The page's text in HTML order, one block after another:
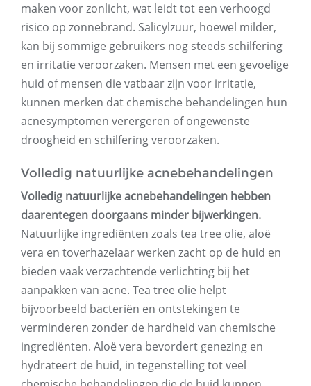
maken voor zonlicht, wat leidt tot een verhoogd
risico op zonnebrand. Salicylzuur, hoewel milder,
kan bij sommige gebruikers nog steeds schilfering
en irritatie veroorzaken. Mensen met een gevoelige
huid of mensen die vatbaar zijn voor irritatie,
kunnen merken dat chemische behandelingen hun
acnesymptomen verergeren of ongewenste
droogheid en schilfering veroorzaken.
Volledig natuurlijke acnebehandelingen
Volledig natuurlijke acnebehandelingen hebben
daarentegen doorgaans minder bijwerkingen.
Natuurlijke ingrediënten zoals tea tree olie, aloë
vera en toverhazelaar werken zacht op de huid en
bieden vaak verzachtende verlichting bij het
aanpakken van acne. Tea tree olie helpt
bijvoorbeeld bacteriën en ontstekingen te
verminderen zonder de hardheid van chemische
ingrediënten. Aloë vera bevordert genezing en
hydrateert de huid, in tegenstelling tot veel